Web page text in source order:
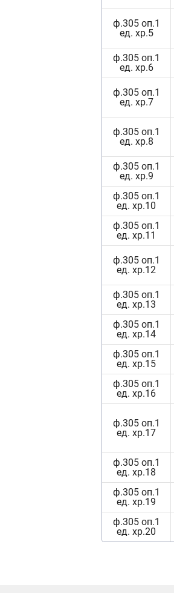
ф.305 оп.1
ед. хр.5
ф.305 оп.1
ед. хр.6
ф.305 оп.1
ед. хр.7
ф.305 оп.1
ед. хр.8
ф.305 оп.1
ед. хр.9
ф.305 оп.1
ед. хр.10
ф.305 оп.1
ед. хр.11
ф.305 оп.1
ед. хр.12
ф.305 оп.1
ед. хр.13
ф.305 оп.1
ед. хр.14
ф.305 оп.1
ед. хр.15
ф.305 оп.1
ед. хр.16
ф.305 оп.1
ед. хр.17
ф.305 оп.1
ед. хр.18
ф.305 оп.1
ед. хр.19
ф.305 оп.1
ед. хр.20